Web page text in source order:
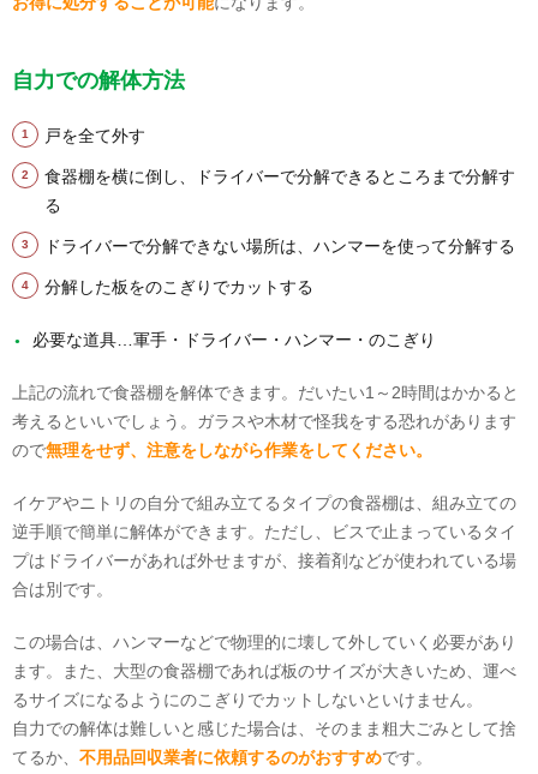
自力での解体方法
戸を全て外す
食器棚を横に倒し、ドライバーで分解できるところまで分解す
る
ドライバーで分解できない場所は、ハンマーを使って分解する
分解した板をのこぎりでカットする
必要な道具…軍手・ドライバー・ハンマー・のこぎり
上記の流れで食器棚を解体できます。だいたい1～2時間はかかると
考えるといいでしょう。ガラスや木材で怪我をする恐れがあります
ので無理をせず、注意をしながら作業をしてください。
イケアやニトリの自分で組み立てるタイプの食器棚は、組み立ての
逆手順で簡単に解体ができます。ただし、ビスで止まっているタイ
プはドライバーがあれば外せますが、接着剤などが使われている場
合は別です。
この場合は、ハンマーなどで物理的に壊して外していく必要があり
ます。また、大型の食器棚であれば板のサイズが大きいため、運べ
るサイズになるようにのこぎりでカットしないといけません。
自力での解体は難しいと感じた場合は、そのまま粗大ごみとして捨
てるか、 不用品回収業者に依頼するのがおすすめです。